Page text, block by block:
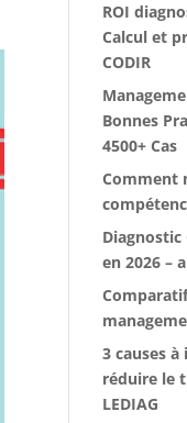
ROI
Calcul et
CODIR
Bonnes
4500+ Cas
Comment
en 2026 –
3 causes
réduire le
LEDIAG